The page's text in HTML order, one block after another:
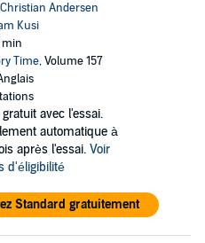
Andersen
Kusi
min
Time, Volume 157
avec l'essai.
automatique à
après l'essai. Voir
d'éligibilité
Standard gratuitement